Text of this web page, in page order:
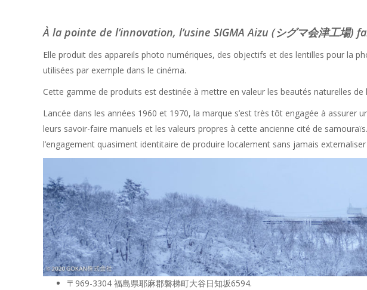
À la pointe de l’innovation, l’usine SIGMA Aizu (シグマ会津工場)
Elle produit des appareils photo numériques, des objectifs et des lentilles pour la
utilisées par exemple dans le cinéma.
Cette gamme de produits est destinée à mettre en valeur les beautés naturelles
Lancée dans les années 1960 et 1970, la marque s’est très tôt engagée à assurer
leurs savoir-faire manuels et les valeurs propres à cette ancienne cité de
l’engagement quasiment identitaire de produire localement sans jamais
〒969-3304 福島県耶麻郡磐梯町大谷日知坂6594.